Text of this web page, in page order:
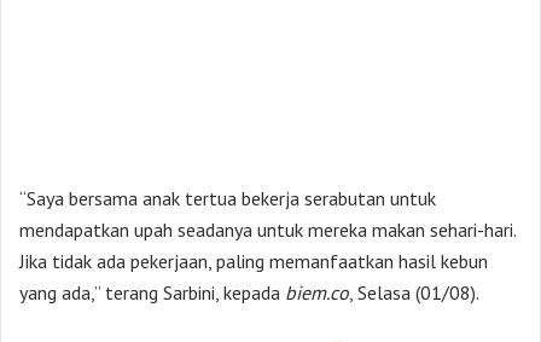
“Saya bersama anak tertua bekerja serabutan untuk
mendapatkan upah seadanya untuk mereka makan sehari-hari.
Jika tidak ada pekerjaan, paling memanfaatkan hasil kebun
yang ada,” terang Sarbini, kepada biem.co, Selasa (01/08).